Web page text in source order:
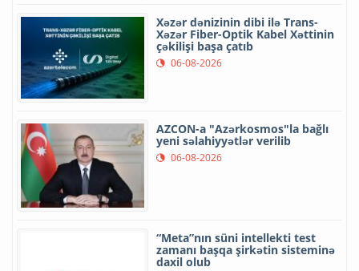
Xəzər dənizinin dibi ilə Trans-
Xəzər Fiber-Optik Kabel Xəttinin
çəkilişi başa çatıb
06-08-2026
AZCON-a "Azərkosmos"la bağlı
yeni səlahiyyətlər verilib
06-08-2026
“Meta”nın süni intellekti test
zamanı başqa şirkətin sisteminə
daxil olub